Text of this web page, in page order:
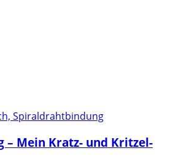
Spiraldrahtbindung
– Mein Kratz- und Kritzel-